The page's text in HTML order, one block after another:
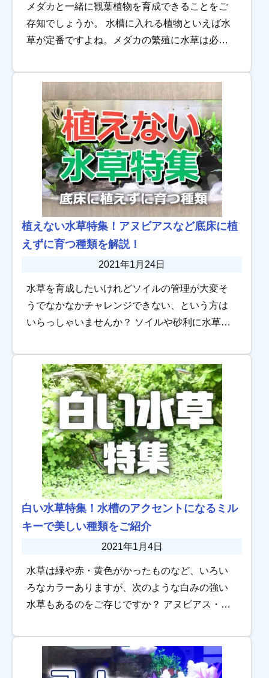
メダカと一緒に観葉植物を育成できることをご
存知でしょうか。 水槽に入れる植物といえば水
草が定番ですよね。メダカの繁殖に水草は必須
す。しかし最近は、水槽の中に陸地を作り、観
葉植物を […]
植えない水草特集！アヌビアスなど底床に植
えずに育つ種類を解説！
2021年1月24日
水草を育成したいけれどソイルの管理が大変そ
うでなかなかチャレンジできない、という方は
いらっしゃいませんか？ ソイルや砂利に水草を
たのにすぐに抜けてレイアウトが崩れてしまっ
たらとて […]
白い水草特集！水槽のアクセントになるミル
キーで美しい種類をご紹介
2021年1月4日
水草は緑や赤・黄色がかったものなど、いろい
ろなカラーありますが、次のような白みの強い
水草もあるのをご存じですか？ アヌビアス・ミ
バリエガータ ブセファランドラ グリーンウェ